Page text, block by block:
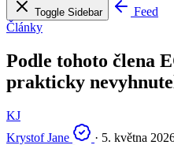
Toggle Sidebar
Feed
Články
Podle tohoto člena
prakticky
KJ
Krystof Jane
· 5. května